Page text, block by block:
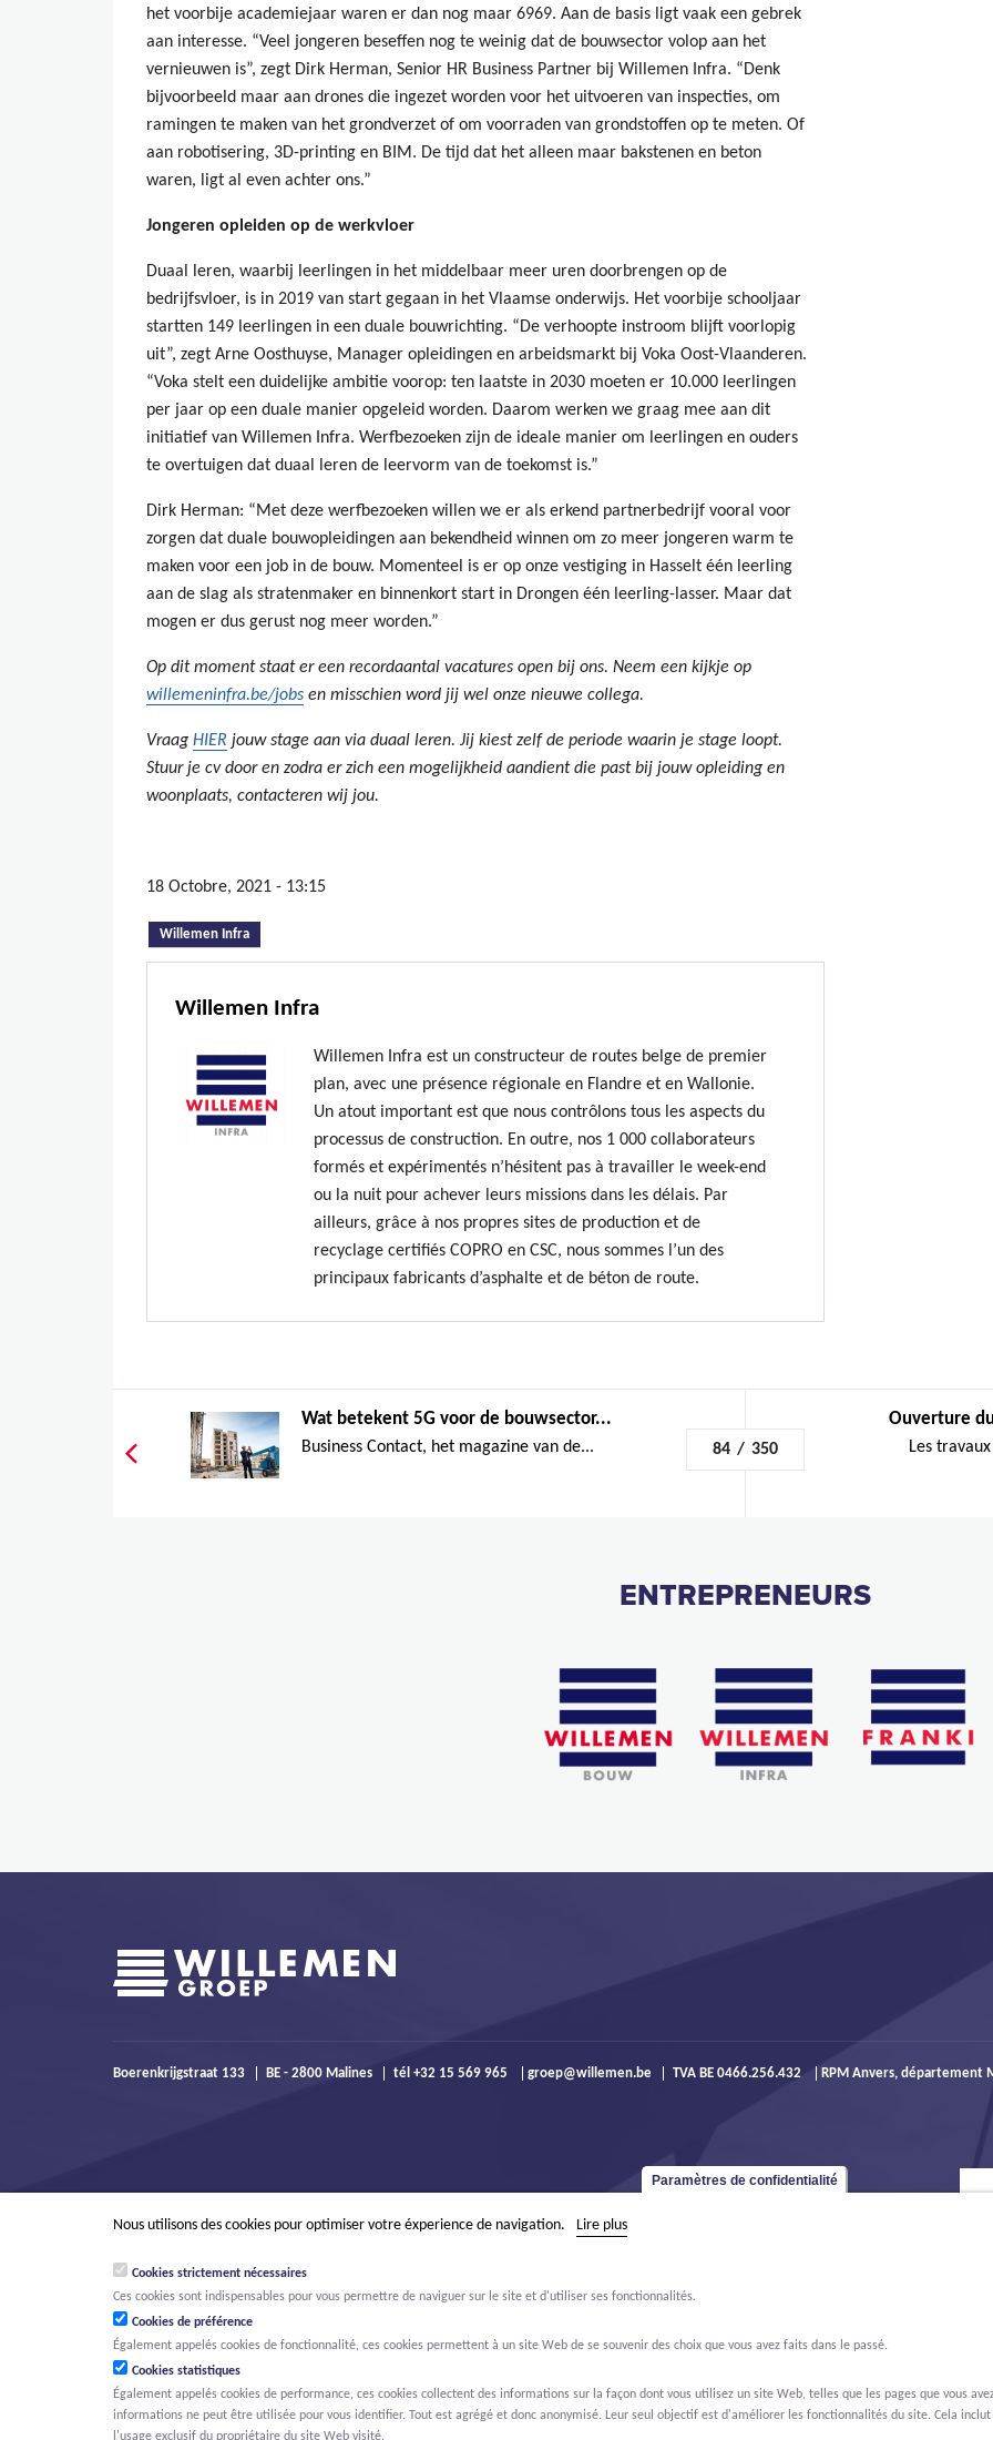
het voorbije academiejaar waren er dan nog maar 6969. Aan de basis ligt vaak een gebrek
aan interesse. “Veel jongeren beseffen nog te weinig dat de bouwsector volop aan het
vernieuwen is”, zegt Dirk Herman, Senior HR Business Partner bij Willemen Infra. “Denk
bijvoorbeeld maar aan drones die ingezet worden voor het uitvoeren van inspecties, om
ramingen te maken van het grondverzet of om voorraden van grondstoffen op te meten. Of
aan robotisering, 3D-printing en BIM. De tijd dat het alleen maar bakstenen en beton
waren, ligt al even achter ons.”
Jongeren opleiden op de werkvloer
Duaal leren, waarbij leerlingen in het middelbaar meer uren doorbrengen op de
bedrijfsvloer, is in 2019 van start gegaan in het Vlaamse onderwijs. Het voorbije schooljaar
startten 149 leerlingen in een duale bouwrichting. “De verhoopte instroom blijft voorlopig
uit”, zegt Arne Oosthuyse, Manager opleidingen en arbeidsmarkt bij Voka Oost-Vlaanderen.
“Voka stelt een duidelijke ambitie voorop: ten laatste in 2030 moeten er 10.000 leerlingen
per jaar op een duale manier opgeleid worden. Daarom werken we graag mee aan dit
initiatief van Willemen Infra. Werfbezoeken zijn de ideale manier om leerlingen en ouders
te overtuigen dat duaal leren de leervorm van de toekomst is.”
Dirk Herman: “Met deze werfbezoeken willen we er als erkend partnerbedrijf vooral voor
zorgen dat duale bouwopleidingen aan bekendheid winnen om zo meer jongeren warm te
maken voor een job in de bouw. Momenteel is er op onze vestiging in Hasselt één leerling
aan de slag als stratenmaker en binnenkort start in Drongen één leerling-lasser. Maar dat
mogen er dus gerust nog meer worden.”
Op dit moment staat er een recordaantal vacatures open bij ons. Neem een kijkje op
willemeninfra.be/jobs en misschien word jij wel onze nieuwe collega.
Vraag HIER jouw stage aan via duaal leren. Jij kiest zelf de periode waarin je stage loopt.
Stuur je cv door en zodra er zich een mogelijkheid aandient die past bij jouw opleiding en
woonplaats, contacteren wij jou.
18 Octobre, 2021 - 13:15
Willemen Infra
Willemen Infra
Willemen Infra est un constructeur de routes belge de premier
plan, avec une présence régionale en Flandre et en Wallonie.
Un atout important est que nous contrôlons tous les aspects du
processus de construction. En outre, nos 1 000 collaborateurs
formés et expérimentés n’hésitent pas à travailler le week-end
ou la nuit pour achever leurs missions dans les délais. Par
ailleurs, grâce à nos propres sites de production et de
recyclage certifiés COPRO en CSC, nous sommes l’un des
principaux fabricants d’asphalte et de béton de route.
Wat betekent 5G voor de bouwsector...
Business Contact, het magazine van de... 84 / 350
Ouverture
Les
ENTREPRENEURS
Boerenkrijgstraat 133 BE - 2800 Malines tél +32 15 569 965 groep@willemen.be TVA BE 0466.256.432 RPM Anvers, département
© Willemen Groep Activités Projets Innovation
Paramètres de confidentialité
Nous utilisons des cookies pour optimiser votre éxperience de navigation. Lire plus
Cookies strictement nécessaires
Ces cookies sont indispensables pour vous permettre de naviguer sur le site et d'utiliser ses fonctionnalités.
Cookies de préférence
Également appelés cookies de fonctionnalité, ces cookies permettent à un site Web de se souvenir des choix que vous avez faits dans le passé.
Cookies statistiques
Également appelés cookies de performance, ces cookies collectent des informations sur la façon dont vous utilisez un site Web, telles que les pages que vous
informations ne peut être utilisée pour vous identifier. Tout est agrégé et donc anonymisé. Leur seul objectif est d'améliorer les fonctionnalités du site. Cela
l'usage exclusif du propriétaire du site Web visité.